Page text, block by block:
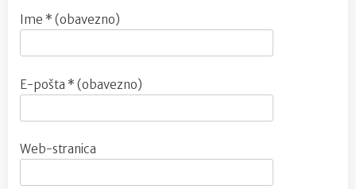
Ime * (obavezno)
E-pošta * (obavezno)
Web-stranica